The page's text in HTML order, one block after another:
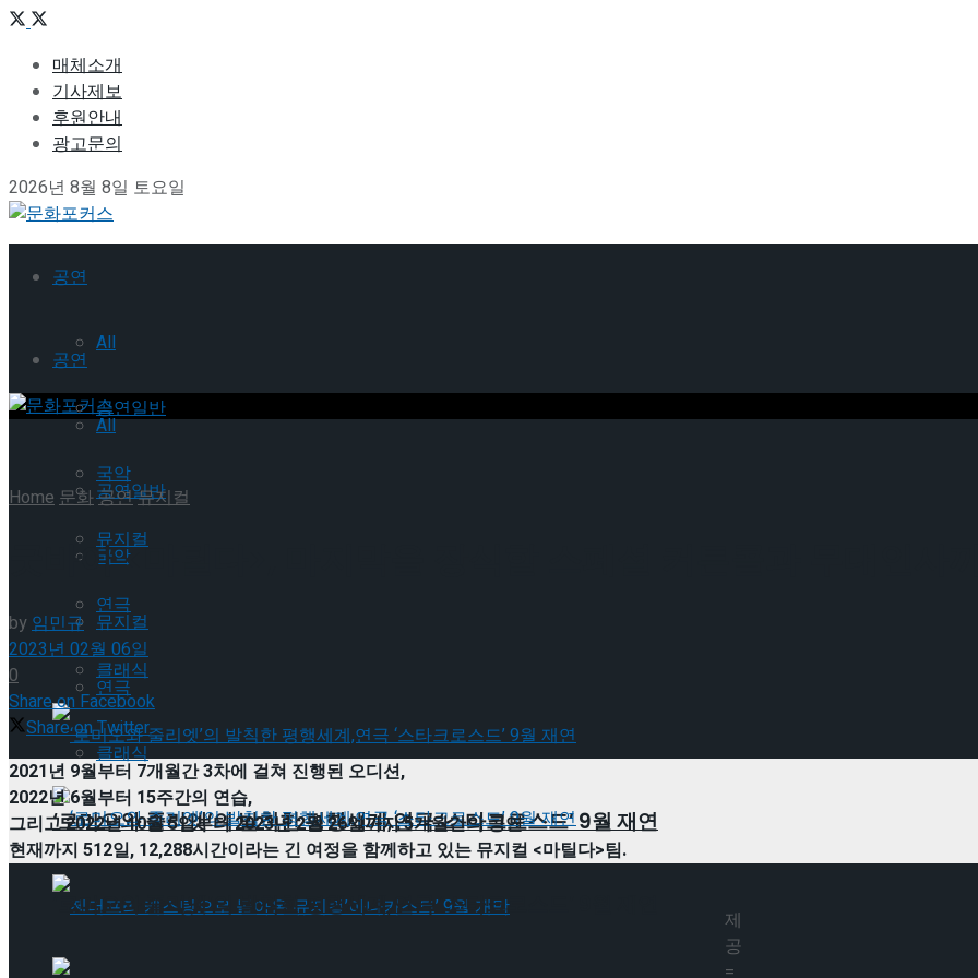
매체소개
기사제보
후원안내
광고문의
2026년 8월 8일 토요일
공연
All
공연일반
국악
뮤지컬
연극
클래식
‘로미오와 줄리엣’의 발칙한 평행세계,연극 ‘스타크로스드’ 9월 재연
공연
All
공연일반
국악
뮤지컬
연극
클래식
‘로미오와 줄리엣’의 발칙한 평행세계,연극 ‘스타크로스드’ 9월 재연
Home문화공연뮤지컬
굿바이 <마틸다>, 마지막을 장식할 스페셜 커튼콜과 무대인사
by임민규
2023년 02월 06일
0
Share on Facebook
Share on Twitter
2021년 9월부터 7개월간 3차에 걸쳐 진행된 오디션,
2022년 6월부터 15주간의 연습,
그리고 2022년 10월 5일부터 2023년 2월 26일까지 5개월간의 공연
현재까지 512일, 12,288시간이라는 긴 여정을 함께하고 있는 뮤지컬 <마틸다>팀.
제
공
=